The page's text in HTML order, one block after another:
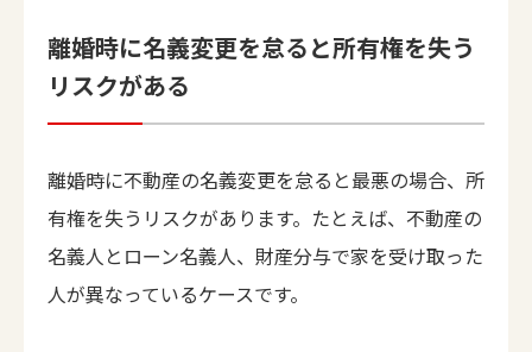
離婚時に名義変更を怠ると所有権を失う
リスクがある
離婚時に不動産の名義変更を怠ると最悪の場合、所
有権を失うリスクがあります。たとえば、不動産の
名義人とローン名義人、財産分与で家を受け取った
人が異なっているケースです。